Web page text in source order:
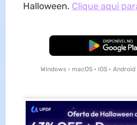
Halloween. Clique aqui
Baixar Grátis
Windows • macOS • iOS • Android